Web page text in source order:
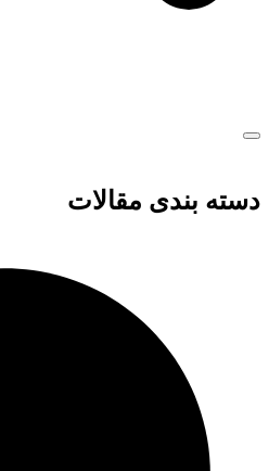
دسته بندی مقالات